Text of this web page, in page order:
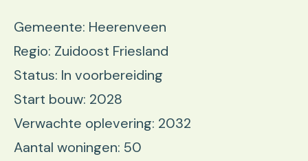
Gemeente: Heerenveen
Regio: Zuidoost Friesland
Status: In voorbereiding
Start bouw: 2028
Verwachte oplevering: 2032
Aantal woningen: 50